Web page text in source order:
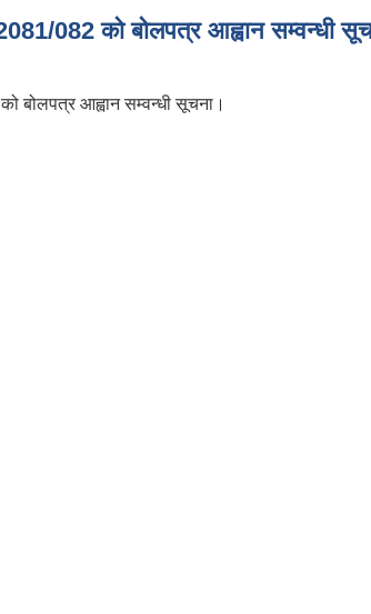
082 को बोलपत्र आह्वान सम्वन्धी
आह्वान सम्वन्धी सूचना।